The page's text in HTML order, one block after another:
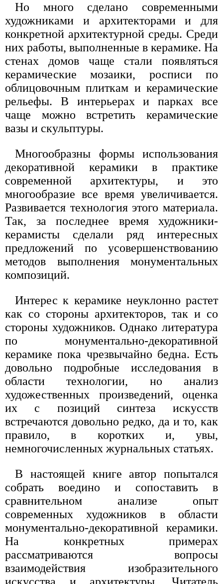
Но много сделано современными
художниками и архитекторами и для
конкретной архитектурной среды. Среди
них работы, выполненные в керамике. На
стенах домов чаще стали появляться
керамические мозаики, росписи по
облицовочным плиткам и керамические
рельефы. В интерьерах и парках все
чаще можно встретить керамические
вазы и скульптуры.
Многообразны формы использования
декоративной керамики в практике
современной архитектуры, и это
многообразие все время увеличивается.
Развивается технология этого материала.
Так, за последнее время художники-
керамисты сделали ряд интересных
предложений по усовершенствованию
методов выполнения монументальных
композиций.
Интерес к керамике неуклонно растет
как со стороны архитекторов, так и со
стороны художников. Однако литература
по монументально-декоративной
керамике пока чрезвычайно бедна. Есть
довольно подробные исследования в
области технологии, но анализ
художественных произведений, оценка
их с позиций синтеза искусств
встречаются довольно редко, да и то, как
правило, в коротких и, увы,
немногочисленных журнальных статьях.
В настоящей книге автор попытался
собрать воедино и сопоставить в
сравнительном анализе опыт
современных художников в области
монументально-декоративной керамики.
На конкретных примерах
рассматриваются вопросы
взаимодействия изобразительного